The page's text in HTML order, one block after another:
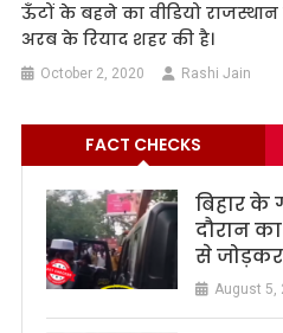
ऊँटों के बहने का वीडियो
अरब के रियाद शहर की है।
October 2, 2020 Rashi Jain
FACT CHECKS
बिहार के
दौरान
से जोड़कर
August 5,